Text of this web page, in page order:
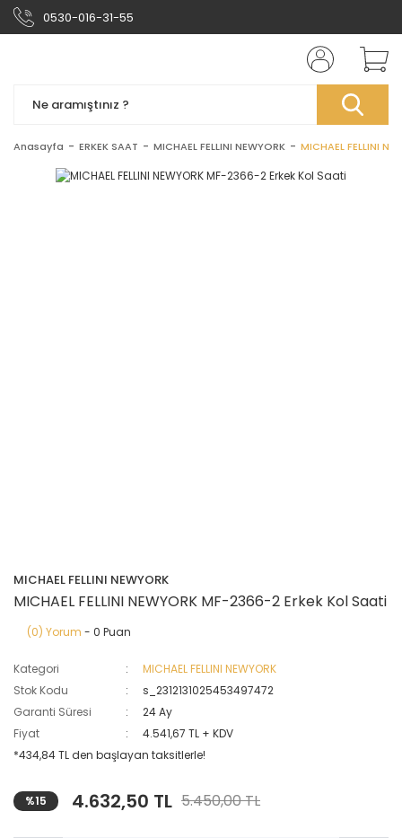
0530-016-31-55
Anasayfa ERKEK SAAT MICHAEL FELLINI NEWYORK MICHAEL FELLINI
MICHAEL FELLINI NEWYORK
MICHAEL FELLINI NEWYORK MF-2366-2 Erkek Kol Saati
(0) Yorum - 0 Puan
Kategori
MICHAEL FELLINI NEWYORK
Stok Kodu
s_2312131025453497472
Garanti Süresi
24 Ay
Fiyat
4.541,67 TL + KDV
*434,84 TL den başlayan taksitlerle!
%15 4.632,50 TL 5.450,00 TL